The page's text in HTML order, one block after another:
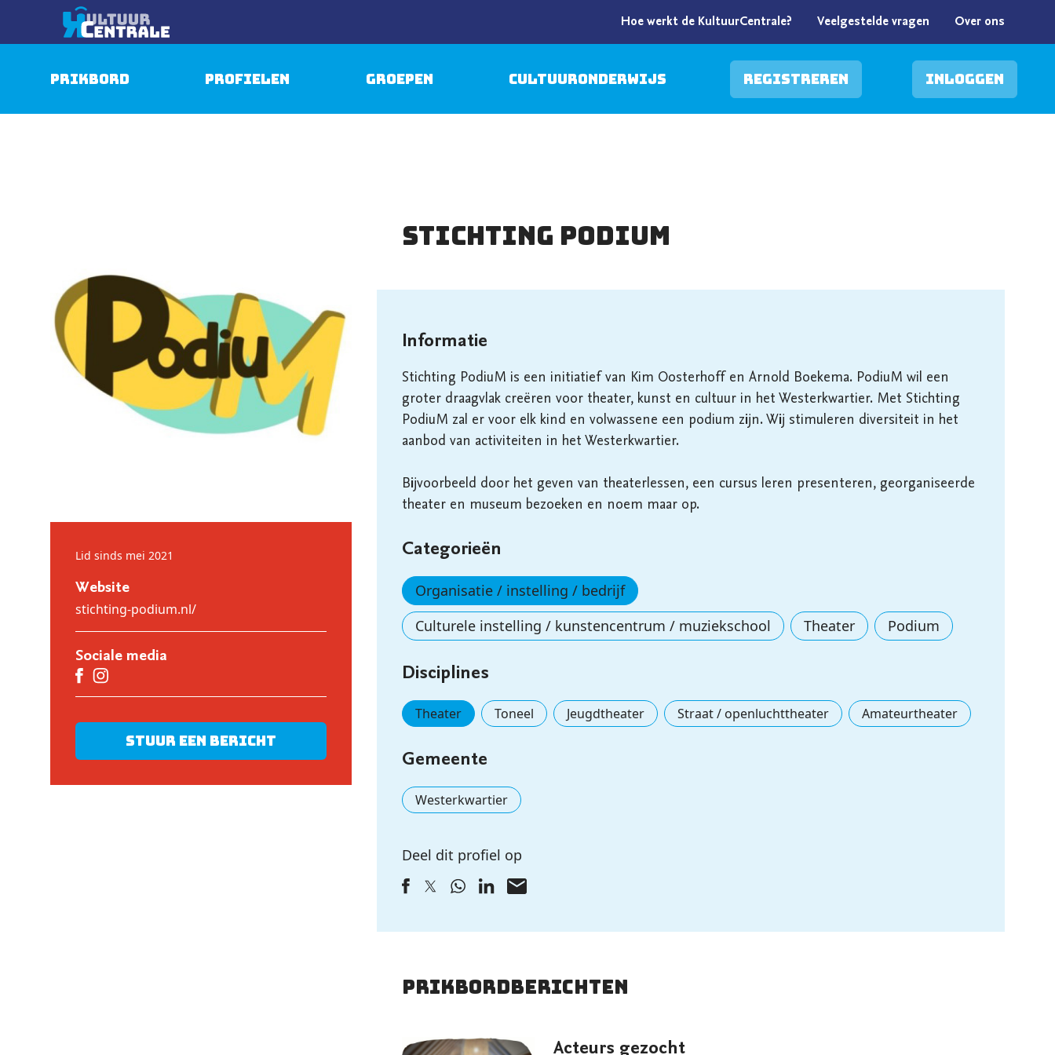
Hoe werkt de KultuurCentrale? Veelgestelde vragen Over ons
Prikbord Profielen Groepen Cultuuronderwijs Registreren Inloggen
Lid sinds mei 2021
Website
stichting-podium.nl/
Sociale media
Stuur een bericht
Stichting PodiuM
Informatie
Stichting PodiuM is een initiatief van Kim Oosterhoff en Arnold Boekema. PodiuM wil een
groter draagvlak creëren voor theater, kunst en cultuur in het Westerkwartier. Met Stichting
PodiuM zal er voor elk kind en volwassene een podium zijn. Wij stimuleren diversiteit in het
aanbod van activiteiten in het Westerkwartier.
Bijvoorbeeld door het geven van theaterlessen, een cursus leren presenteren, georganiseerde
theater en museum bezoeken en noem maar op.
Categorieën
Organisatie / instelling / bedrijf
Culturele instelling / kunstencentrum / muziekschool
Theater Podium
Disciplines
Theater Toneel Jeugdtheater Straat / openluchttheater Amateurtheater
Gemeente
Westerkwartier
Deel dit profiel op
Prikbordberichten
Acteurs gezocht